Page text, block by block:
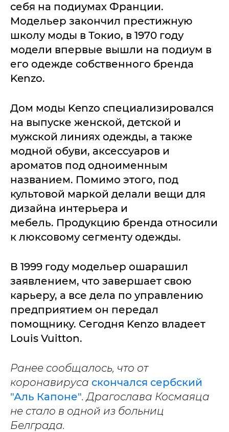
себя на подиумах Франции.
Модельер закончил престижную
школу моды в Токио, в 1970 году
модели впервые вышли на подиум в
его одежде собственного бренда
Kenzo.
Дом моды Kenzo специализировался
на выпуске женской, детской и
мужской линиях одежды, а также
модной обуви, аксессуаров и
ароматов под одноименным
названием. Помимо этого, под
культовой маркой делали вещи для
дизайна интерьера и
мебель. Продукцию бренда относили
к люксовому сегменту одежды.
В 1999 году модельер ошарашил
заявлением, что завершает свою
карьеру, а все дела по управлению
предприятием он передал
помощнику. Сегодня Kenzo владеет
Louis Vuitton.
Ранее сообщалось, что от
коронавируса скончался сербский
"Аль Капоне". Драгослава Космаяца
не стало в одной из больниц
Белграда.